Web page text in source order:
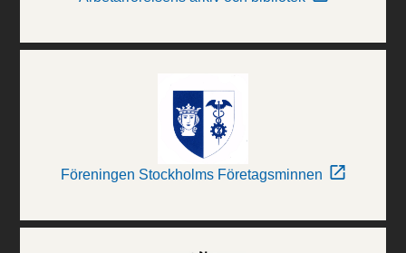
Föreningen Stockholms Företagsminnen